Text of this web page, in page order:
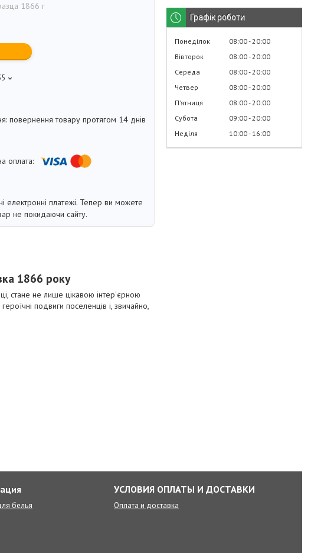
1866 г
повернення товару протягом 14 днів
електронні платежі. Тепер ви можете
не покидаючи сайту.
1866 року
стане не лише цікавою інтер'єрною
подвиги поселенців і, звичайно,
Графік роботи
Понеділок 08:00 20:00
Вівторок
08:00 20:00
Середа
08:00 20:00
Четвер
08:00 20:00
Пʼятниця
08:00 20:00
Субота
09:00 20:00
Неділя
10:00 16:00
белья
УСЛОВИЯ ОПЛАТЫ И ДОСТАВКИ
Оплата и доставка